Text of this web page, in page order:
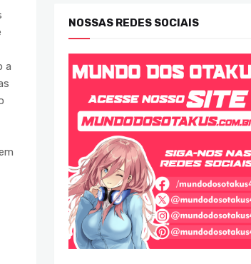
a
NOSSAS REDES SOCIAIS